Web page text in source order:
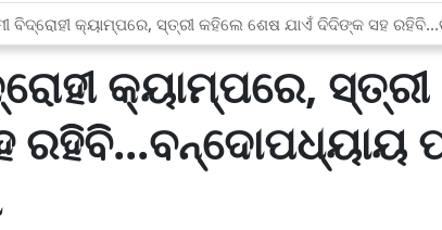
ବିଦ୍ରୋହୀ କ୍ୟାମ୍ପରେ, ସ୍ତ୍ରୀ କହିଲେ ଶେଷ ଯାଏଁ ଦିଦିଙ୍କ ସହ
କ୍ୟାମ୍ପରେ,